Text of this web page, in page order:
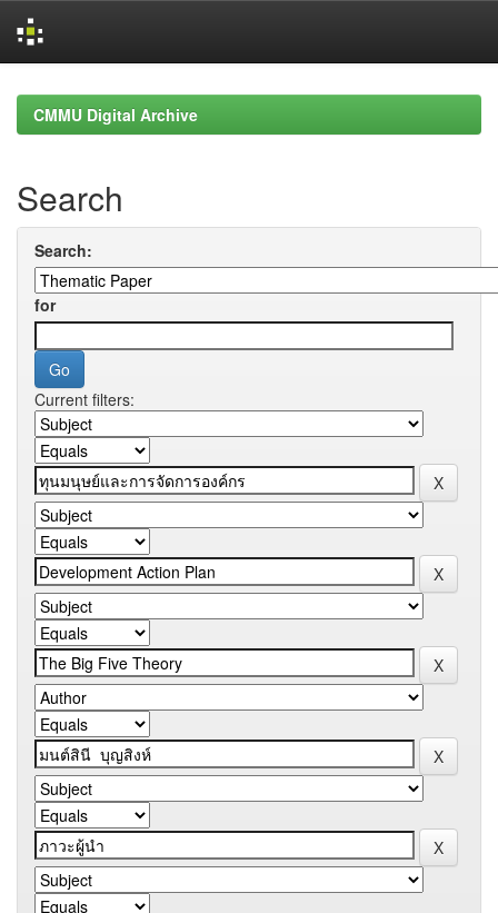
navigationCMMU Digital Archive
Search
Search:
for
Current filters: